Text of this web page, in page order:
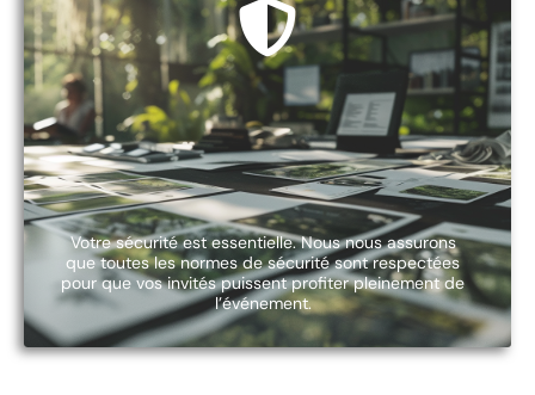
Votre sécurité est essentielle. Nous nous assurons
que toutes les normes de sécurité sont respectées
pour que vos invités puissent profiter pleinement de
l’événement.